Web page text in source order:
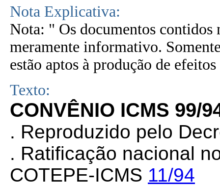
Nota Explicativa:
Nota: " Os documentos contidos
meramente informativo.
estão aptos à produção de
Texto:
CONVÊNIO ICMS 99/
. Reproduzido pelo
. Ratificação nacional
COTEPE-ICMS 11/94